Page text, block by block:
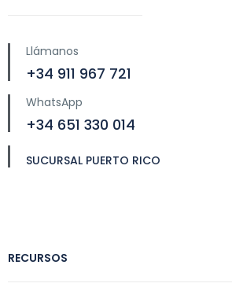
Llámanos
+34 911 967 721
WhatsApp
+34 651 330 014
SUCURSAL PUERTO RICO
RECURSOS